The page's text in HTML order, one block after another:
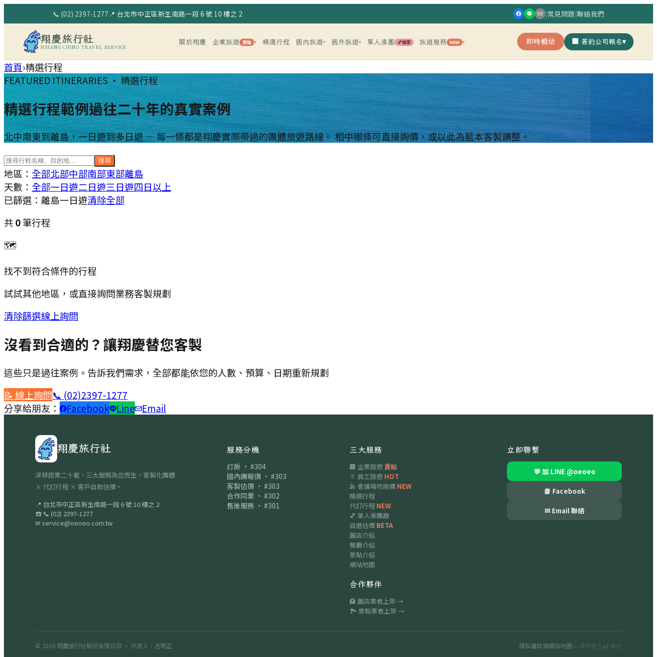
📞 (02) 2397-1277📍 台北市中正區新生南路一段 6 號 10 樓之 2 |常見問題|聯絡我們
翔慶旅行社
HSIANG CHING TRAVEL SERVICE
關於翔慶 企業旅遊 賣點 ▾ 精選行程 國內旅遊▾ 國外旅遊▾ 單人湊團 💕獨家 旅遊服務 NEW ▾ 即時概估 🏢 簽約公司報名▾
首頁›精選行程
FEATURED ITINERARIES · 精選行程
精選行程範例過往二十年的真實案例
北中南東到離島，一日遊到多日遊 — 每一條都是翔慶實際帶過的團體旅遊路線。 相中哪條可直接詢價，或以此為藍本客製調整。
搜尋
地區： 全部北部中部南部東部離島
天數： 全部一日遊二日遊三日遊四日以上
已篩選： 離島一日遊清除全部
共0筆行程
🗺
找不到符合條件的行程
試試其他地區，或直接詢問業務客製規劃
清除篩選線上詢問
沒看到合適的？讓翔慶替您客製
這些只是過往案例。告訴我們需求，全部都能依您的人數、預算、日期重新規劃
📝 線上詢問📞 (02)2397-1277
分享給朋友：
Facebook Line Email
翔慶旅行社
深耕旅業二十載，三大服務為您而生。客製化團體
× 代訂行程 × 客戶自助估價。
📍 台北市中正區新生南路一段 6 號 10 樓之 2
☎ 📞 (02) 2397-1277
✉ service@oeoeo.com.tw
服務分機
訂房 · #304
國內團報價 · #303
客製估價 · #303
合作同業 · #302
售後服務 · #301
三大服務
🏢 企業旅遊賣點
👔 員工旅遊 HOT
🎤 會議場地詢價 NEW
精選行程
代訂行程 NEW
💕 單人湊團趣
自選估價 BETA
飯店介紹
餐廳介紹
景點介紹
網站地圖
合作夥伴
🏨 飯店業者上架 →
🏞 景點業者上架 →
立即聯繫
💬 加 LINE @oeoeo
📘 Facebook
✉ Email 聯絡
© 2026 翔慶旅行社股份有限公司 · 代表人：古明正 隱私權政策網站地圖 🎫 領隊登入 🔐 後台